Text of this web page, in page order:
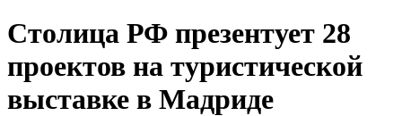
Столица РФ презентует 28
проектов на туристической
выставке в Мадриде